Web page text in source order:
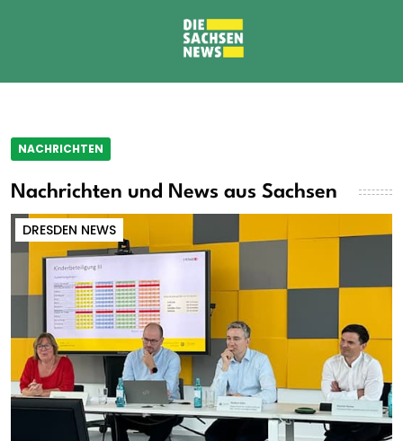
NACHRICHTEN
Nachrichten und News aus Sachsen
DRESDEN NEWS